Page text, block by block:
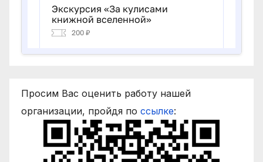
Просим Вас оценить работу нашей
организации, пройдя по ссылке: